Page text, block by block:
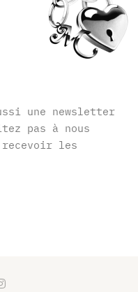
une newsletter
pas à nous
les
I